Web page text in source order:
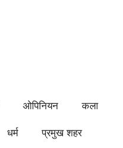
ओपिनियन कला
धर्म प्रमुख शहर